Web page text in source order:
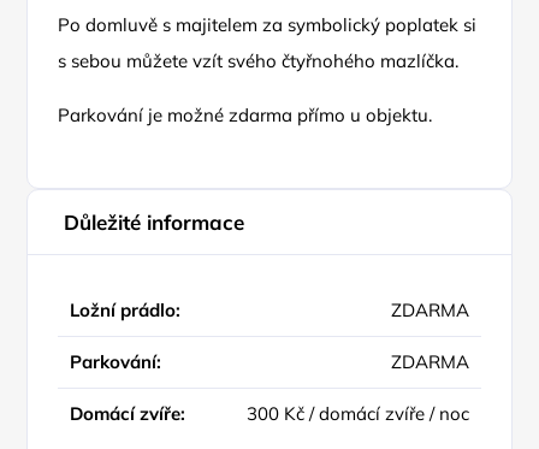
Po domluvě s majitelem za symbolický poplatek si
s sebou můžete vzít svého čtyřnohého mazlíčka.
Parkování je možné zdarma přímo u objektu.
Důležité informace
Ložní prádlo: ZDARMA
Parkování: ZDARMA
Domácí zvíře: 300 Kč / domácí zvíře / noc